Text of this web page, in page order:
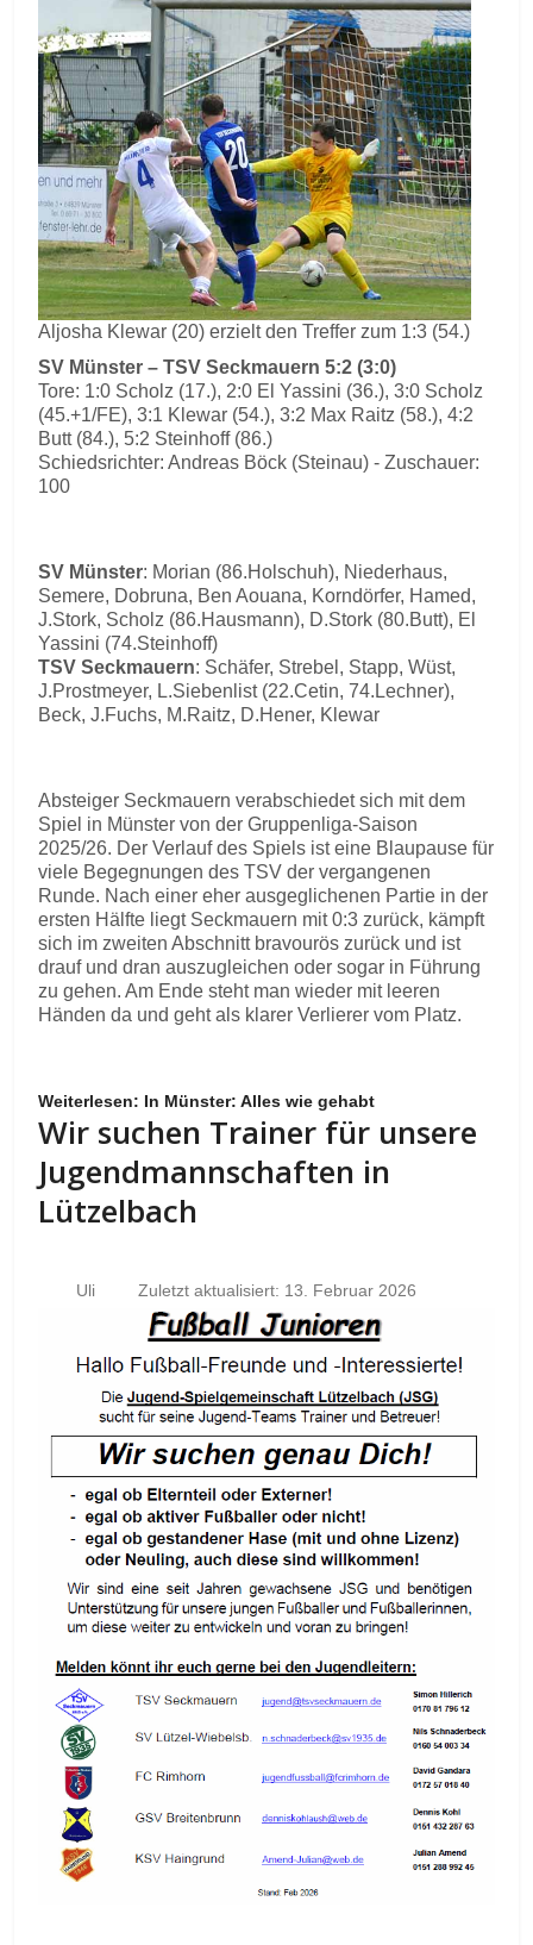
Aljosha Klewar (20) erzielt den Treffer zum 1:3 (54.)
SV Münster – TSV Seckmauern 5:2 (3:0)
Tore: 1:0 Scholz (17.), 2:0 El Yassini (36.), 3:0 Scholz
(45.+1/FE), 3:1 Klewar (54.), 3:2 Max Raitz (58.), 4:2
Butt (84.), 5:2 Steinhoff (86.)
Schiedsrichter: Andreas Böck (Steinau) - Zuschauer:
100
SV Münster: Morian (86.Holschuh), Niederhaus,
Semere, Dobruna, Ben Aouana, Korndörfer, Hamed,
J.Stork, Scholz (86.Hausmann), D.Stork (80.Butt), El
Yassini (74.Steinhoff)
TSV Seckmauern: Schäfer, Strebel, Stapp, Wüst,
J.Prostmeyer, L.Siebenlist (22.Cetin, 74.Lechner),
Beck, J.Fuchs, M.Raitz, D.Hener, Klewar
Absteiger Seckmauern verabschiedet sich mit dem
Spiel in Münster von der Gruppenliga-Saison
2025/26. Der Verlauf des Spiels ist eine Blaupause für
viele Begegnungen des TSV der vergangenen
Runde. Nach einer eher ausgeglichenen Partie in der
ersten Hälfte liegt Seckmauern mit 0:3 zurück, kämpft
sich im zweiten Abschnitt bravourös zurück und ist
drauf und dran auszugleichen oder sogar in Führung
zu gehen. Am Ende steht man wieder mit leeren
Händen da und geht als klarer Verlierer vom Platz.
Weiterlesen: In Münster: Alles wie gehabt
Wir suchen Trainer für unsere
Jugendmannschaften in
Lützelbach
Uli Zuletzt aktualisiert: 13. Februar 2026